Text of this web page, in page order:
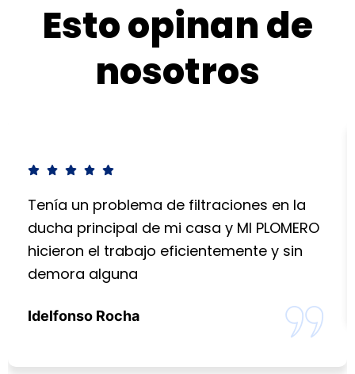
Esto opinan de
nosotros
Tenía un problema de filtraciones en la
ducha principal de mi casa y MI PLOMERO
hicieron el trabajo eficientemente y sin
demora alguna
Idelfonso Rocha